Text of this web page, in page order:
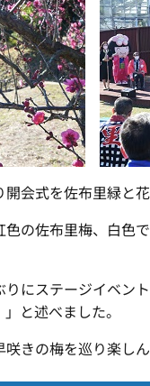
会式を佐布里緑と
の佐布里梅、白色
にステージイベン
と述べました。
きの梅を巡り楽しん